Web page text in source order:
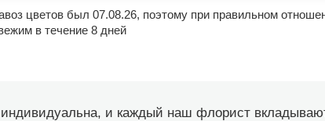
цветов был 07.08.26, поэтому при правильном
в течение 8 дней
и каждый наш флорист